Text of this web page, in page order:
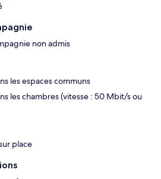
non admis
les espaces communs
les chambres (vitesse : 50 Mbit/s ou
place